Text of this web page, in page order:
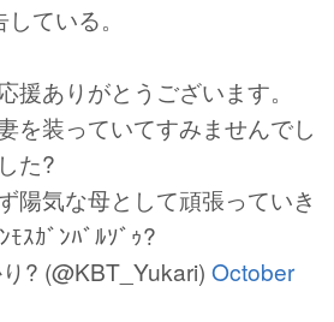
ている。
援ありがとうございます。
を装っていてすみませんでし
た?
陽気な母として頑張っていき
ｽｶﾞﾝﾊﾞﾙｿﾞｩ?
? (@KBT_Yukari) October